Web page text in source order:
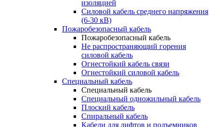
изоляцией
Силовой кабель среднего напряжения
(6-30 кВ)
Пожаробезопасный кабель
Пожаробезопасный кабель
Не распространяющий горения
силовой кабель
Огнестойкий кабель связи
Огнестойкий силовой кабель
Специальный кабель
Специальный кабель
Специальный одножильный кабель
Плоский кабель
Спиральный кабель
Кабели для лифтов и подъемников